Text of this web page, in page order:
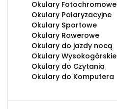
Okulary Fotochromowe
Okulary Polaryzacyjne
Okulary Sportowe
Okulary Rowerowe
Okulary do jazdy nocą
Okulary Wysokogórskie
Okulary do Czytania
Okulary do Komputera